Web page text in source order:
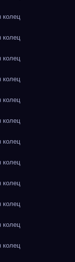
колец
колец
колец
колец
колец
колец
колец
колец
колец
колец
колец
колец